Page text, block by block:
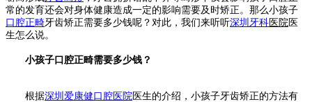
常的发育还会对身体健康造成一定的影响需要及时矫正。那么小孩子
口腔正畸牙齿矫正需要多少钱呢？对此，我们来听听深圳牙科 医院 医
生怎么说。
小孩子口腔正畸需要多少钱？
根据深圳爱康健口腔医院 医生的介绍，小孩子牙齿矫正的方法有